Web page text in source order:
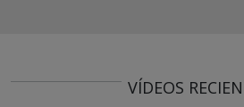
VÍDEOS